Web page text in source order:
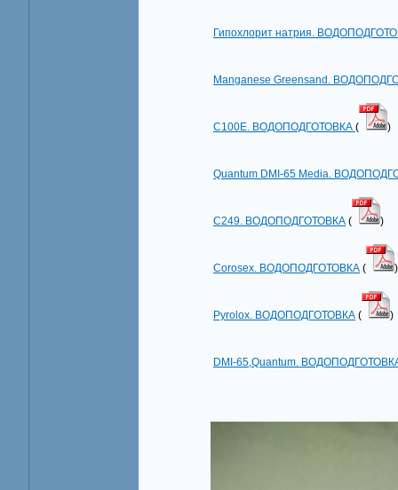
Гипохлорит натрия.
Manganese Greensand.
C100E. ВОДОПОДГОТОВКА ( )
Quantum DMI-65 Media.
С249. ВОДОПОДГОТОВКА ( )
Сorosex. ВОДОПОДГОТОВКА ( )
Pyrolox. ВОДОПОДГОТОВКА ( )
DMI-65,Quantum.